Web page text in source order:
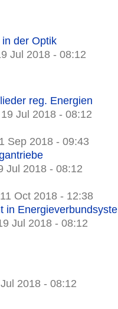
der Optik
Jul 2018 - 08:12
reg. Energien
Jul 2018 - 08:12
Sep 2018 - 09:43
Jul 2018 - 08:12
Oct 2018 - 12:38
in
Jul 2018 - 08:12
2018 - 08:12